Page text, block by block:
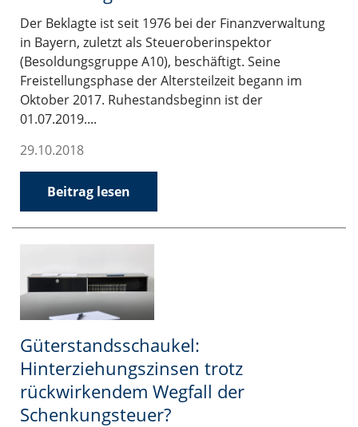
Der Beklagte ist seit 1976 bei der Finanzverwaltung
in Bayern, zuletzt als Steueroberinspektor
(Besoldungsgruppe A10), beschäftigt. Seine
Freistellungsphase der Altersteilzeit begann im
Oktober 2017. Ruhestandsbeginn ist der
01.07.2019....
29.10.2018
Beitrag lesen
Güterstandsschaukel:
Hinterziehungszinsen trotz
rückwirkendem Wegfall der
Schenkungsteuer?